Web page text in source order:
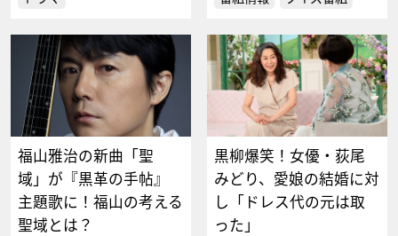
福山雅治の新曲「聖
域」が『黒革の手帖』
主題歌に！福山の考える
聖域とは？
黒柳爆笑！女優・荻尾
みどり、愛娘の結婚に対
し「ドレス代の元は取
った」